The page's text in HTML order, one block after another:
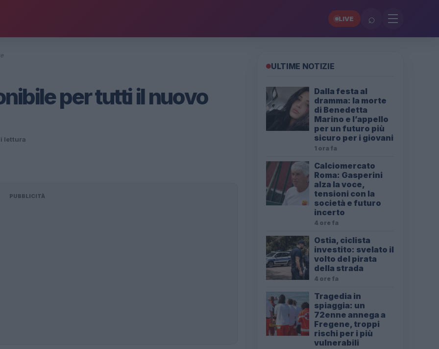
LIVE ⌕
per tutti il nuovo
lettura
PUBBLICITÀ
ULTIME NOTIZIE
Dalla festa al
dramma: la morte
di Benedetta
Marino e l’appello
per un futuro più
sicuro per i giovani
1 ora fa
Calciomercato
Roma: Gasperini
alza la voce,
tensioni con la
società e futuro
incerto
4 ore fa
Ostia, ciclista
investito: svelato il
volto del pirata
della strada
4 ore fa
Tragedia in
spiaggia: un
72enne annega a
Fregene, troppi
rischi per i più
vulnerabili